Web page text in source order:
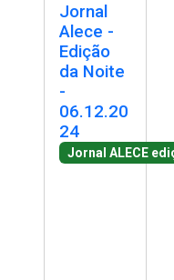
Jornal
Alece -
Edição
da Noite
-
06.12.20
24
Jornal ALECE